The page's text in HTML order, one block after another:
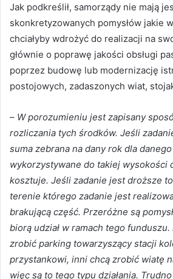
Jak podkreślił, samorządy nie mają
skonkretyzowanych pomysłów jakie
chciałyby wdrożyć do realizacji na
głównie o poprawę jakości obsługi
poprzez budowę lub modernizację
postojowych, zadaszonych wiat,
– W porozumieniu jest zapisany
rozliczania tych środków. Jeśli
suma zebrana na dany rok dla
wykorzystywane do takiej wysokości
kosztuje. Jeśli zadanie jest droższe
terenie którego zadanie jest
brakującą część. Przeróżne są
biorą udział w ramach tego
zrobić parking towarzyszący stacji
przystankowi, inni chcą zrobić wiatę
więc są to tego typu działania.